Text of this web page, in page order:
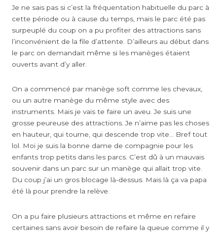
Je ne sais pas si c’est la fréquentation habituelle du parc à
cette période ou à cause du temps, mais le parc été pas
surpeuplé du coup on a pu profiter des attractions sans
l’inconvénient de la file d’attente. D’ailleurs au début dans
le parc on demandait même si les manèges étaient
ouverts avant d’y aller.
On a commencé par manège soft comme les chevaux,
ou un autre manège du même style avec des
instruments. Mais je vais te faire un aveu. Je suis une
grosse peureuse des attractions. Je n’aime pas les choses
en hauteur, qui tourne, qui descende trop vite… Bref tout
lol. Moi je suis la bonne dame de compagnie pour les
enfants trop petits dans les parcs. C’est dû à un mauvais
souvenir dans un parc sur un manège qui allait trop vite.
Du coup j’ai un gros blocage là-dessus. Mais là ça va papa
été là pour prendre la relève.
On a pu faire plusieurs attractions et même en refaire
certaines sans avoir besoin de refaire la queue comme il y